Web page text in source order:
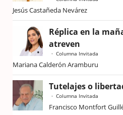
Jesús Castañeda Nevárez
Réplica en la
atreven
Columna Invitada
Mariana Calderón Aramburu
Tutelajes o
Columna Invitada
Francisco Montfort